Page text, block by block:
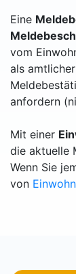
Eine
vom
als
anfordern
Mit einer
die aktuelle
Wenn Sie
von